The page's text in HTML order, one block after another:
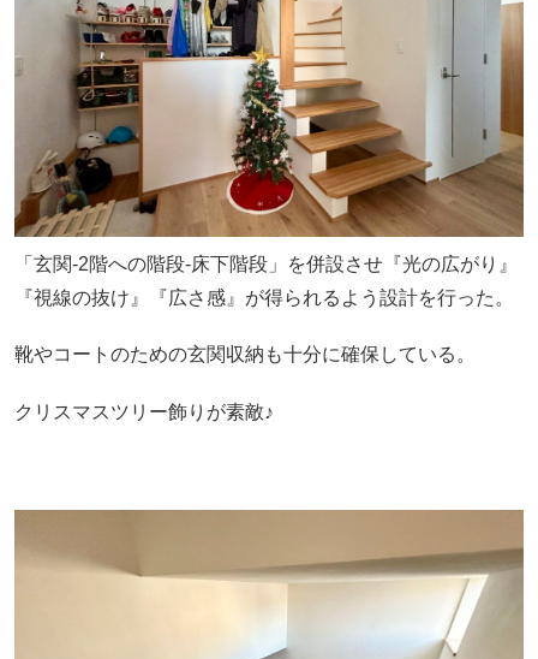
「玄関-2階への階段-床下階段」を併設させ『光の広がり』
『視線の抜け』『広さ感』が得られるよう設計を行った。
靴やコートのための玄関収納も十分に確保している。
クリスマスツリー飾りが素敵♪